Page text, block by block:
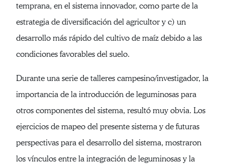
temprana, en el sistema innovador, como parte de la
estrategia de diversificación del agricultor y c) un
desarrollo más rápido del cultivo de maíz debido a las
condiciones favorables del suelo.
Durante una serie de talleres campesino/investigador, la
importancia de la introducción de leguminosas para
otros componentes del sistema, resultó muy obvia. Los
ejercicios de mapeo del presente sistema y de futuras
perspectivas para el desarrollo del sistema, mostraron
los vínculos entre la integración de leguminosas y la